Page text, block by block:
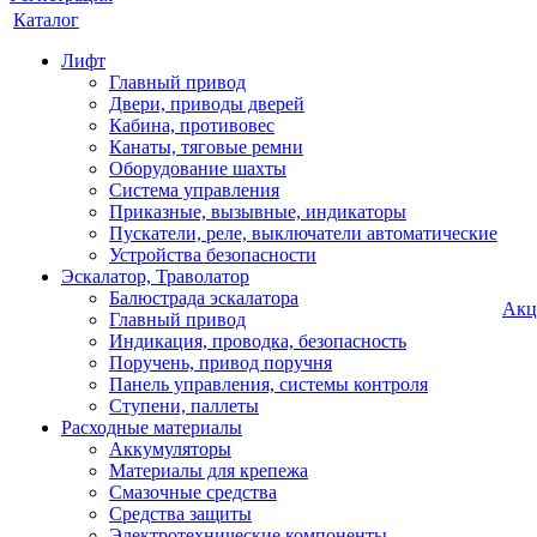
Каталог
Лифт
Главный привод
Двери, приводы дверей
Кабина, противовес
Канаты, тяговые ремни
Оборудование шахты
Система управления
Приказные, вызывные, индикаторы
Пускатели, реле, выключатели автоматические
Устройства безопасности
Эскалатор, Траволатор
Балюстрада эскалатора
Главный привод
Индикация, проводка, безопасность
Поручень, привод поручня
Панель управления, системы контроля
Ступени, паллеты
Расходные материалы
Аккумуляторы
Материалы для крепежа
Смазочные средства
Средства защиты